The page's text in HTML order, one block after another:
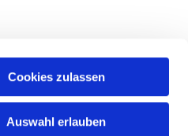
Cookies zulassen
Auswahl erlauben